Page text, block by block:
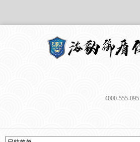
4000-555-095